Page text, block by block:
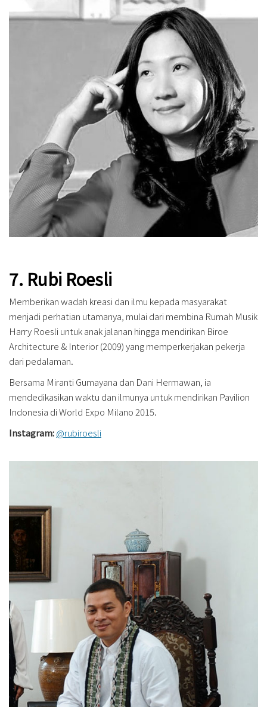
7. Rubi Roesli
Memberikan wadah kreasi dan ilmu kepada masyarakat
menjadi perhatian utamanya, mulai dari membina Rumah Musik
Harry Roesli untuk anak jalanan hingga mendirikan Biroe
Architecture & Interior (2009) yang memperkerjakan pekerja
dari pedalaman.
Bersama Miranti Gumayana dan Dani Hermawan, ia
mendedikasikan waktu dan ilmunya untuk mendirikan Pavilion
Indonesia di World Expo Milano 2015.
Instagram:@rubiroesli